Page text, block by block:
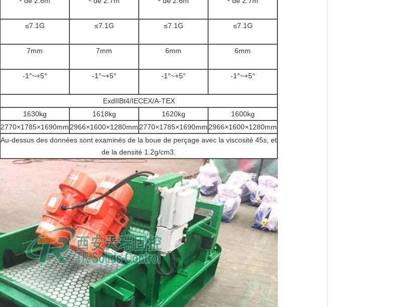
≤7.1G ≤7.1G ≤7.1G ≤7.1G
7mm 7mm 6mm 6mm
-1°~+5° -1°~+5° -1°~+5° -1°~+5°
ExdIIBt4/IECEX/A-TEX
1630kg 1618kg 1620kg
1600kg
2770×1785×1690mm 2966×1600×1280mm 2770×1785×1690mm 2966×1600×1280mm
Au-dessus des données sont examinés de la boue de perçage avec la viscosité 45s, et
de la densité 1.2g/cm3.